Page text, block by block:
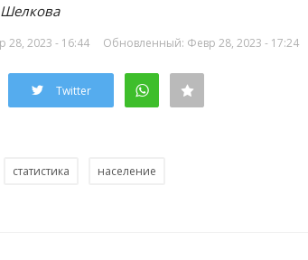
Шелкова
28, 2023 - 16:44 Обновленный: Февр 28, 2023 - 17:24
Twitter
статистика население